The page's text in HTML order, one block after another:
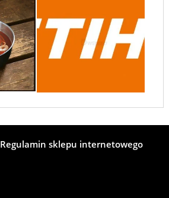
Regulamin sklepu internetowego